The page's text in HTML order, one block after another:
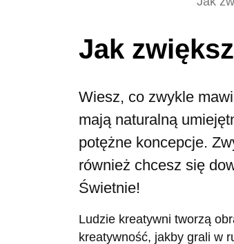
Jak
Wiesz, co zwykle
mają naturalną
potężne koncepcje.
również chcesz się
Świetnie!
Ludzie kreatywni tworzą
kreatywność, jakby grali w